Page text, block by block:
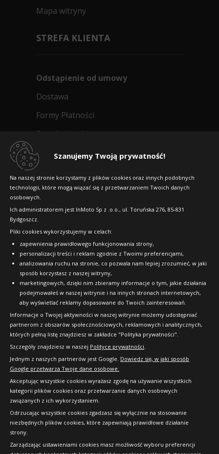
Szanujemy Twoją prywatność!
Na naszej stronie korzystamy z plików cookies oraz innych podobnych
technologii, które mogą wiązać się z przetwarzaniem Twoich danych
osobowych.
Ich administratorem jest InMoto Sp z .o.o., ul. Toruńska 276, 85-831
Bydgoszcz.
Pliki cookies wykorzystujemy w celach:
zapewnienia prawidłowego funkcjonowania strony,
personalizacji treści i reklam zgodnie z Twoimi preferencjami,
analizowania ruchu na stronie, co pozwala nam lepiej zrozumieć, w jaki
sposób korzystasz z naszej witryny,
marketingowych, dzięki nim zbieramy informacje o tym, jakie działania
podejmowałeś w naszej witrynie i na innych stronach internetowych,
aby wyświetlać reklamy dopasowane do Twoich zainteresowań.
Informacje o Twojej aktywności w naszej witrynie możemy udostępniać
partnerom z obszarów społecznościowych, reklamowych i analitycznych,
których pełną listę znajdziesz w zakładce "Polityka prywatności".
Szczegóły znajdziesz w naszej Polityce prywatności.
Jednym z naszych partnerów jest Google. Dowiedz się, w jaki sposób
Google przetwarza Twoje dane osobowe.
Akceptując wszystkie cookies wyrażasz zgodę na używanie wszystkich
kategorii plików cookies oraz przetwarzanie danych osobowych
związanych z ich wykorzystaniem.
Odrzucając wszystkie cookies zgadzasz się wyłącznie na stosowanie
niezbędnych plików cookies, które zapewniają prawidłowe działanie
strony.
Zarządzając ustawieniami cookies masz możliwość wyboru preferencji
Mapa witryny
STREFA KLIENTA
Odstąpienie od umowy
Dostawa
Formy Płatności
Regulamin sklepu
Dlaczego warto kupić w 24opony.pl
Raty
FAQ
OFICJALNY PARTNER
Copyright © 2010-2026 24opony.pl. Wszelkie